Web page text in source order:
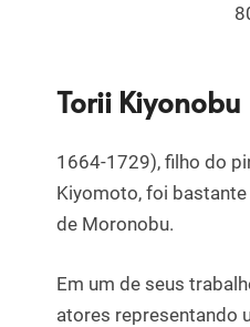
Torii Kiyonobu
1664-1729), filho do
Kiyomoto, foi
de Moronobu.
Em um de seus
atores representando